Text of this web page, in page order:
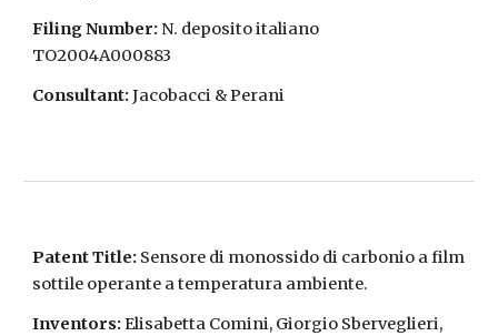
Filing Number:N. deposito italiano
TO2004A000883
Consultant:Jacobacci & Perani
Patent Title: Sensore di monossido di carbonio a film
sottile operante a temperatura ambiente.
Inventors:Elisabetta Comini, Giorgio Sberveglieri,